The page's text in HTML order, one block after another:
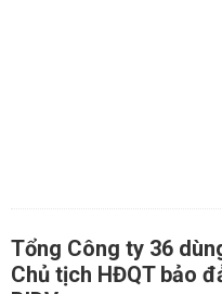
Tổng Công ty 36
Chủ tịch HĐQT bảo